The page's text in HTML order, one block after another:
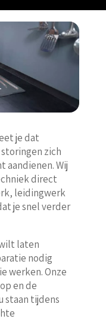
je dat
zich
aandienen. Wij
direct
leidingwerk
je snel verder
laten
nodig
werken. Onze
en de
staan tijdens